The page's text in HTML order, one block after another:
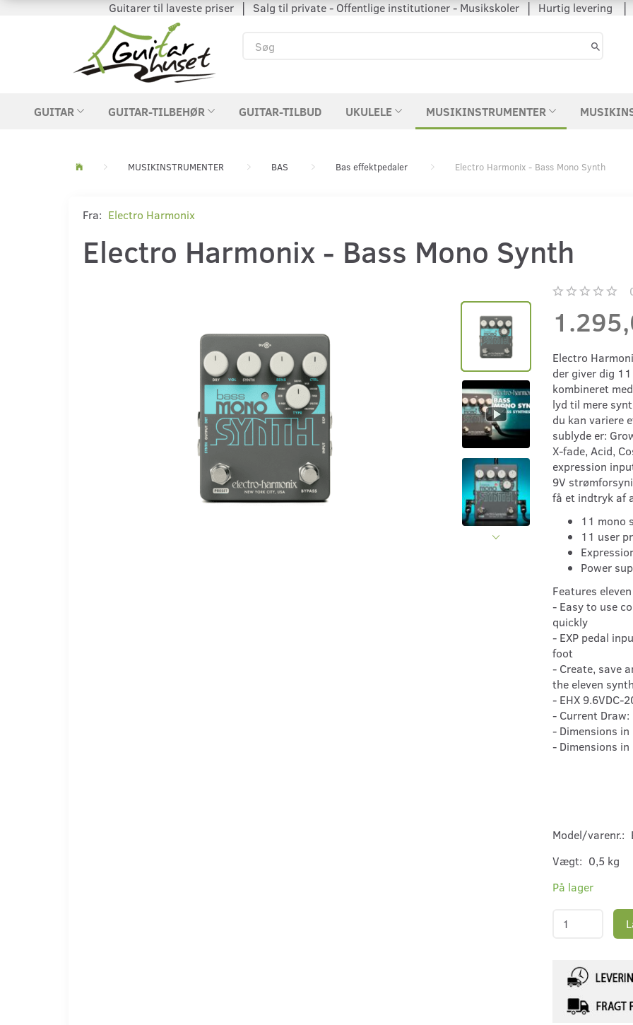
Guitarer til laveste priser │ Salg til private - Offentlige institutioner - Musikskoler │ Hurtig levering │
GUITAR GUITAR-TILBEHØR GUITAR-TILBUD UKULELE MUSIKINSTRUMENTER
MUSIKINSTRUMENTER BAS Bas effektpedaler Electro Harmonix - Bass Mono Synth
Fra: Electro Harmonix
Electro Harmonix - Bass Mono Synth
Electro
der giver dig
kombineret
lyd til mere
du kan variere
sublyde er:
X-fade, Acid,
expression
9V
få et indtryk af
11 mono
11 user
Power
Features
- Easy to use
quickly
- EXP pedal
foot
- Create, save
the eleven
- EHX 9.6VDC-
- Current Draw:
- Dimensions
- Dimensions
Model/varenr.:
Vægt: 0,5 kg
På lager